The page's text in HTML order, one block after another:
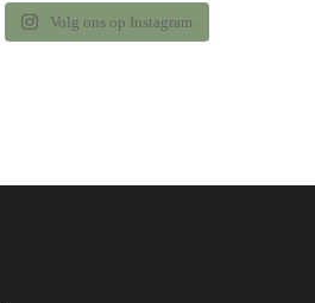
Volg ons op Instagram